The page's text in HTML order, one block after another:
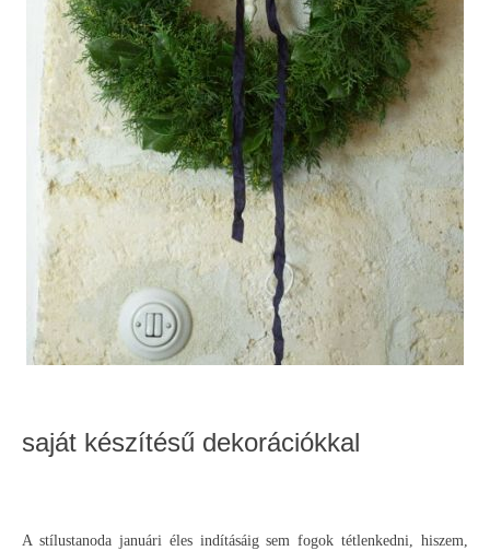
saját készítésű dekorációkkal
A stílustanoda januári éles indításáig sem fogok tétlenkedni, hiszem,